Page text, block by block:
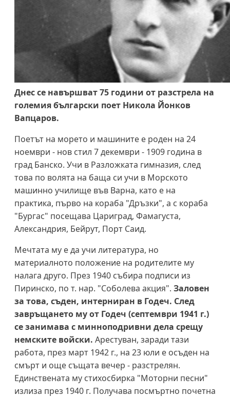
Днес се навършват 75 години от разстрела на
големия български поет Никола Йонков
Вапцаров.
Поетът на морето и машините е роден на 24
ноември - нов стил 7 декември - 1909 година в
град Банско. Учи в Разложката гимназия, след
това по волята на баща си учи в Морското
машинно училище във Варна, като е на
практика, първо на кораба "Дръзки", а с кораба
"Бургас" посещава Цариград, Фамагуста,
Александрия, Бейрут, Порт Саид.
Мечтата му е да учи литература, но
материалното положение на родителите му
налага друго. През 1940 събира подписи из
Пиринско, по т. нар. "Соболева акция". Заловен
за това, съден, интерниран в Годеч. След
завръщането му от Годеч (септември 1941 г.)
се занимава с минноподривни дела срещу
немските войски. Арестуван, заради тази
работа, през март 1942 г., на 23 юли е осъден на
смърт и още същата вечер - разстрелян.
Единствената му стихосбирка "Моторни песни"
излиза през 1940 г. Получава посмъртно почетна